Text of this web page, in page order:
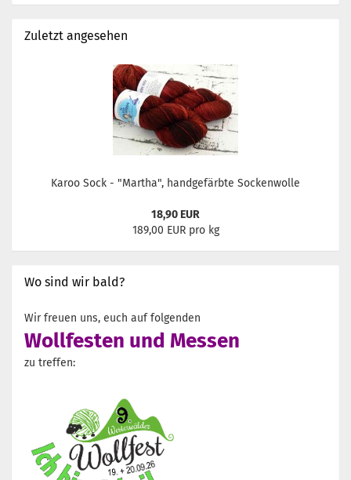
Zuletzt angesehen
Karoo Sock - "Martha", handgefärbte Sockenwolle
18,90 EUR
189,00 EUR pro kg
Wo sind wir bald?
Wir freuen uns, euch auf folgenden
Wollfesten und Messen
zu treffen: